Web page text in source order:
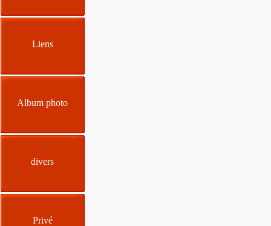
Liens
Album photo
divers
Privé